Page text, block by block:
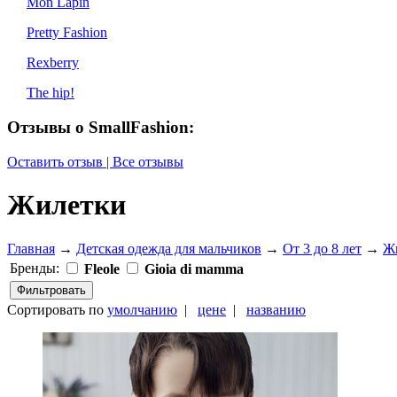
Pretty Fashion
Rexberry
The hip!
Отзывы о SmallFashion:
Оставить отзыв | Все отзывы
Жилетки
Главная → Детская одежда для мальчиков → От 3 до 8 лет →
Бренды:
Fleole Gioia di mamma
Сортировать по умолчанию | цене | названию